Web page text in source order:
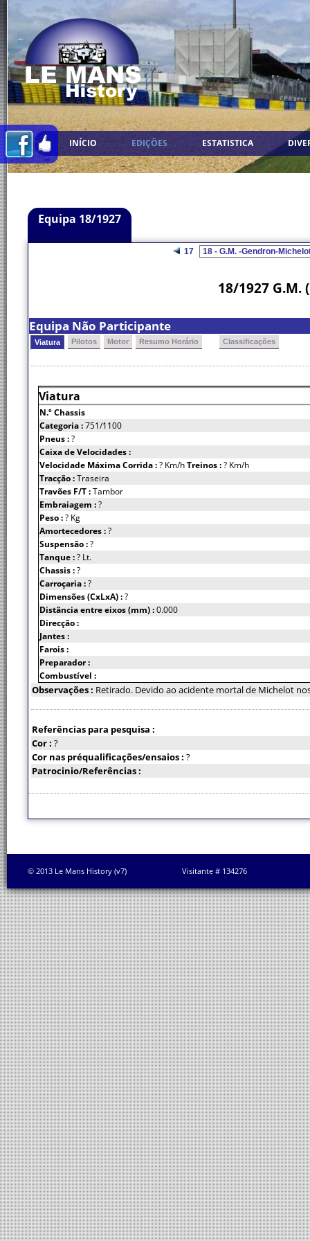
INÍCIO EDIÇÕES ESTATISTICA
Equipa 18/1927
17
18/1927
Equipa Não Participante
Viatura Pilotos Motor Resumo Horário Classificações
Viatura
N.º Chassis
Categoria :751/1100
Pneus :?
Caixa de Velocidades :
Velocidade Máxima Corrida :? Km/hTreinos :? Km/h
Tracção :Traseira
Travões F/T :Tambor
Embraiagem :?
Peso :? Kg
Amortecedores :?
Suspensão :?
Tanque :? Lt.
Chassis :?
Carroçaria :?
Dimensões (CxLxA) :?
Distância entre eixos (mm) :0.000
Direcção :
Jantes :
Farois :
Preparador :
Combustível :
Observações : Retirado. Devido ao acidente mortal de Michelot
Referências para pesquisa :
Cor : ?
Cor nas préqualificações/ensaios : ?
Patrocinio/Referências :
© 2013 Le Mans History (v7) Visitante # 134276